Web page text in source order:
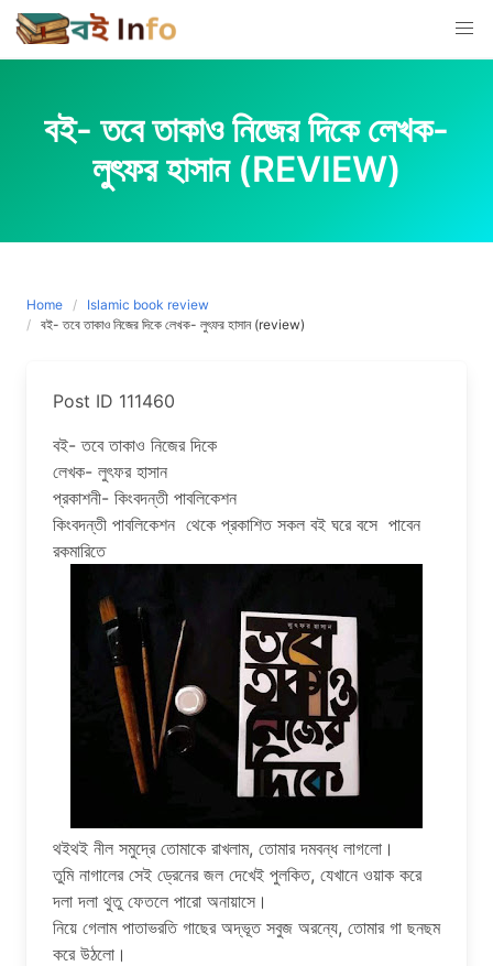
Skip
to
content
বই- তবে তাকাও নিজের দিকে লেখক-
লুৎফর হাসান (REVIEW)
Home
Islamic book review
বই- তবে তাকাও নিজের দিকে লেখক- লুৎফর হাসান (review)
Post ID 111460
বই- তবে তাকাও নিজের দিকে
লেখক- লুৎফর হাসান
প্রকাশনী- কিংবদন্তী পাবলিকেশন
কিংবদন্তী পাবলিকেশন থেকে প্রকাশিত সকল বই ঘরে বসে পাবেন
রকমারিতে
থইথই নীল সমুদ্রে তোমাকে রাখলাম, তোমার দমবন্ধ লাগলো।
তুমি নাগালের সেই ড্রেনের জল দেখেই পুলকিত, যেখানে ওয়াক করে
দলা দলা থুতু ফেতলে পারো অনায়াসে।
নিয়ে গেলাম পাতাভরতি গাছের অদ্ভূত সবুজ অরন্যে, তোমার গা ছনছম
করে উঠলো।